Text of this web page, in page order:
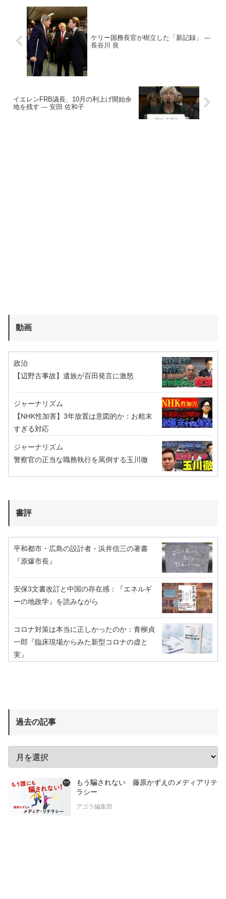
ケリー国務長官が樹立した「新記録」 ---
長谷川 良
イエレンFRB議長、10月の利上げ開始余
地を残す --- 安田 佐和子
動画
政治
【辺野古事故】遺族が百田発言に激怒
ジャーナリズム
【NHK性加害】3年放置は意図的か：お粗末
すぎる対応
ジャーナリズム
警察官の正当な職務執行を罵倒する玉川徹
書評
平和都市・広島の設計者・浜井信三の著書
『原爆市長』
安保3文書改訂と中国の存在感：『エネルギ
ーの地政学』を読みながら
コロナ対策は本当に正しかったのか：青柳貞
一郎『臨床現場からみた新型コロナの虚と
実』
過去の記事
もう騙されない 藤原かずえのメディアリテ
ラシー
アゴラ編集部